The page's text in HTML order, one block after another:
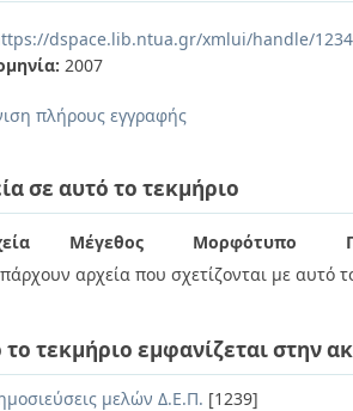
dspace.lib.ntua.gr/xmlui/handle/
2007
πλήρους εγγραφής
σε αυτό το τεκμήριο
Μέγεθος Μορφότυπο
αρχεία που σχετίζονται με αυτό
το τεκμήριο εμφανίζεται στην
μελών Δ.Ε.Π. [1239]